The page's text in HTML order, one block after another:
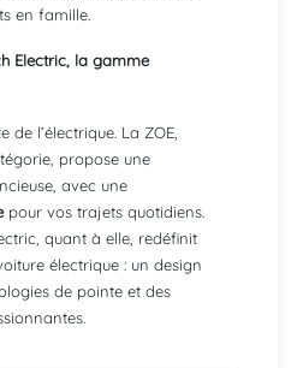
en famille.
Electric, la gamme
de l’électrique. La ZOE,
propose une
avec une
pour vos trajets quotidiens.
quant à elle, redéfinit
électrique : un design
de pointe et des